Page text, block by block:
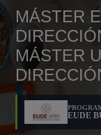
MÁSTER
MÁSTER
EUDE